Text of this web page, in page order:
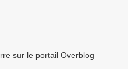
sur le portail Overblog